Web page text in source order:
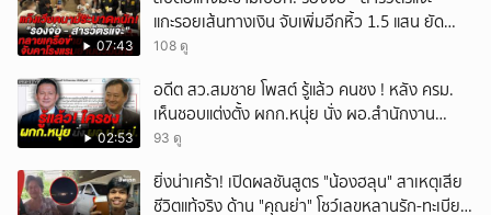
07:43
แกะรอยเส้นทางเงิน จับเพิ่มอีกหิ้ว 1.5 แสน ยัด
สินบน
108 ดู
02:53
อดีต สว.สมชาย โพสต์ รู้แล้ว คนชง ! หลัง ครม.
เห็นชอบแต่งตั้ง ผกก.หนุ่ย นั่ง ผอ.สำนักงาน
ป.ย.ป.
93 ดู
ยิ่งน่าเศร้า! เปิดผลชันสูตร "น้องฮลุน" สาเหตุเสีย
ชีวิตแท้จริง ด้าน "คุณย่า" โชว์เลขหลานรัก-ทะเบียน